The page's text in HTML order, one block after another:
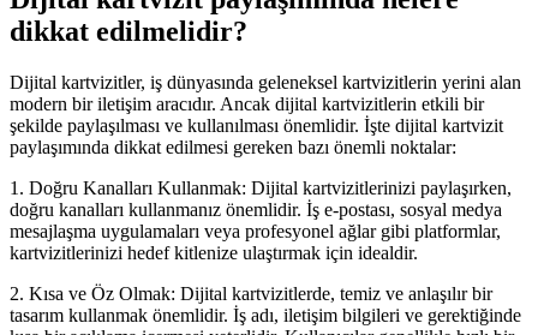
dikkat edilmelidir?
Dijital kartvizitler, iş dünyasında geleneksel kartvizitlerin yerini alan
modern bir iletişim aracıdır. Ancak dijital kartvizitlerin etkili bir
şekilde paylaşılması ve kullanılması önemlidir. İşte dijital kartvizit
paylaşımında dikkat edilmesi gereken bazı önemli noktalar:
1. Doğru Kanalları Kullanmak: Dijital kartvizitlerinizi paylaşırken,
doğru kanalları kullanmanız önemlidir. İş e-postası, sosyal medya
mesajlaşma uygulamaları veya profesyonel ağlar gibi platformlar,
kartvizitlerinizi hedef kitlenize ulaştırmak için idealdir.
2. Kısa ve Öz Olmak: Dijital kartvizitlerde, temiz ve anlaşılır bir
tasarım kullanmak önemlidir. İş adı, iletişim bilgileri ve gerektiğinde